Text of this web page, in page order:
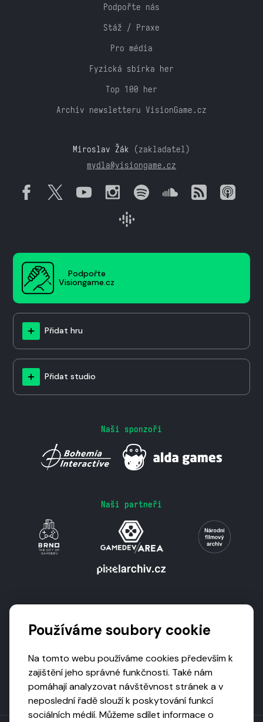
Podpořte nás
Stáž / Praxe
Pro média
Fyzická sbírka her
Top 100 her
Archiv newsletteru VisionGame.cz
Miroslav Žák (zakladatel)
mydla@visiongame.cz
Podpořte
Visiongame.cz
Přidat hru
Přidat studio
Naši sponzoři
Naši partneři
Používáme soubory cookie
Na tomto webu používáme cookies především k
zajištění jeho správné funkčnosti. Také nám
pomáhají analyzovat návštěvnost stránek a v
neposlední řadě slouží k poskytování funkcí
sociálních médií. Můžeme sdílet informace o